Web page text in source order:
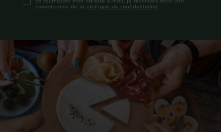
connaissance de la politique de confidentialité.